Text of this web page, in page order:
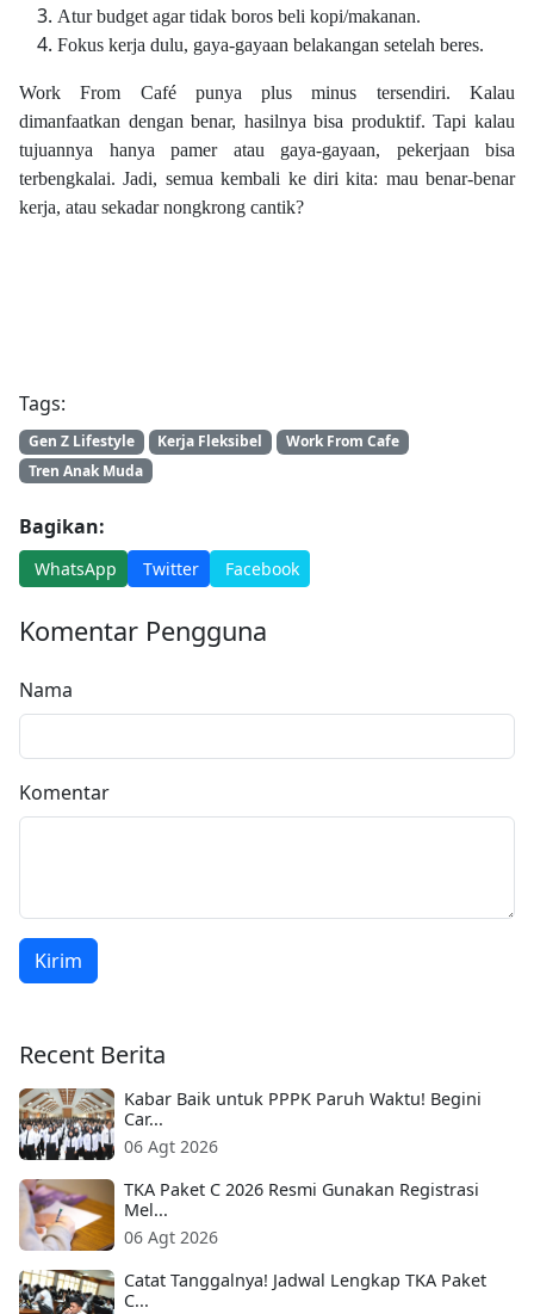
Atur budget agar tidak boros beli kopi/makanan.
Fokus kerja dulu, gaya-gayaan belakangan setelah beres.
Work From Café punya plus minus tersendiri. Kalau
dimanfaatkan dengan benar, hasilnya bisa produktif. Tapi kalau
tujuannya hanya pamer atau gaya-gayaan, pekerjaan bisa
terbengkalai. Jadi, semua kembali ke diri kita: mau benar-benar
kerja, atau sekadar nongkrong cantik?
Tags:
Gen Z Lifestyle Kerja Fleksibel
Work From Cafe
Tren Anak Muda
Bagikan:
WhatsApp Twitter Facebook
Komentar Pengguna
Nama
Komentar
Kirim
Recent Berita
Kabar Baik untuk PPPK Paruh Waktu! Begini
Car...
06 Agt 2026
TKA Paket C 2026 Resmi Gunakan Registrasi
Mel...
06 Agt 2026
Catat Tanggalnya! Jadwal Lengkap TKA Paket
C...